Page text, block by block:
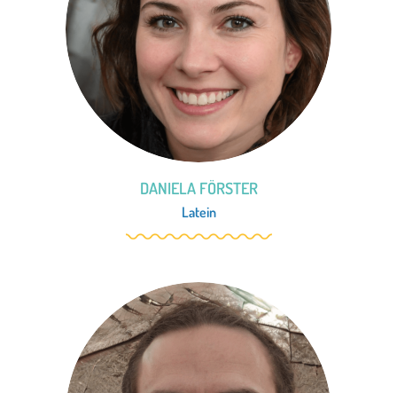
DANIELA FÖRSTER
Latein